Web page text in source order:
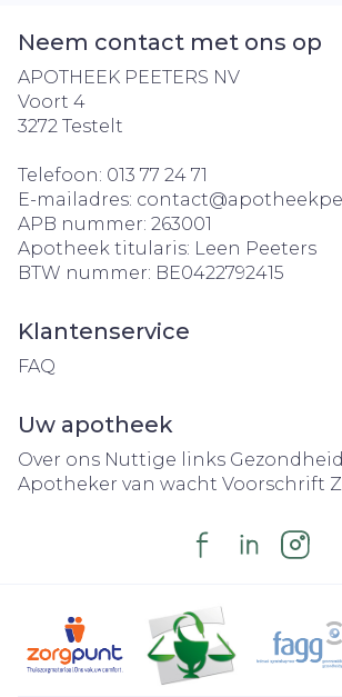
Neem contact met ons op
APOTHEEK PEETERS NV
Voort 4
3272 Testelt
Telefoon: 013 77 24 71
E-mailadres: contact@
APB nummer: 263001
Apotheek titularis: Leen Peeters
BTW nummer: BE0422792415
Klantenservice
FAQ
Uw apotheek
Over ons Nuttige links
Apotheker van wacht Voorschrift